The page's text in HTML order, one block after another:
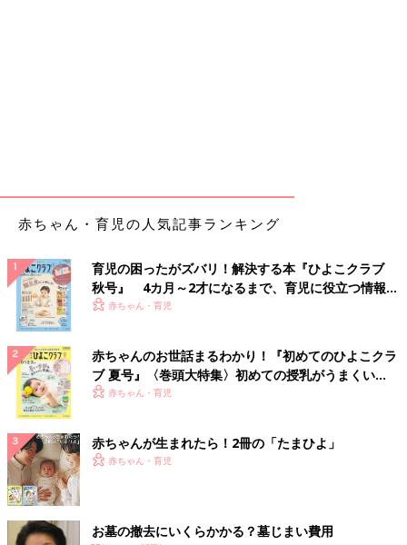
赤ちゃん・育児の人気記事ランキング
育児の困ったがズバリ！解決する本『ひよこクラブ
秋号』 4カ月～2才になるまで、育児に役立つ情報が
いっぱい！
赤ちゃん・育児
赤ちゃんのお世話まるわかり！『初めてのひよこクラ
ブ 夏号』〈巻頭大特集〉初めての授乳がうまくい
く！ おっぱい・ミルクの基本と夏のトラブル 解決テ
赤ちゃん・育児
赤ちゃんが生まれたら！2冊の「たまひよ」
赤ちゃん・育児
お墓の撤去にいくらかかる？墓じまい費用